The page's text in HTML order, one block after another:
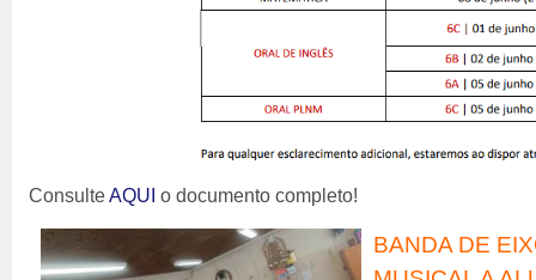
ConsulteAQUI o documento completo!
BANDA DE